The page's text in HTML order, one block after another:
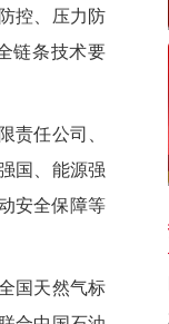
控、压力防
链条技术要
责任公司、
国、能源强
安全保障等
国天然气标